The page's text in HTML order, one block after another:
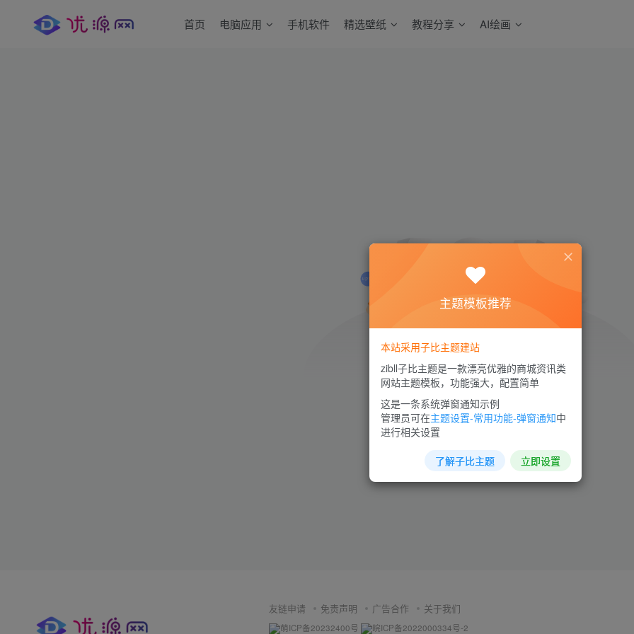
首页 电脑应用 手机软件 精选壁纸 教程分享 AI绘画
环境异常！请重新获取下载链接
友链申请 免责声明 广告合作 关于我们
萌ICP备20232400号 皖ICP备2022000334号-2
主题模板推荐
本站采用子比主题建站
zibll子比主题是一款漂亮优雅的商城资讯类
网站主题模板，功能强大，配置简单
这是一条系统弹窗通知示例
管理员可在主题设置-常用功能-弹窗通知中
进行相关设置
了解子比主题 立即设置